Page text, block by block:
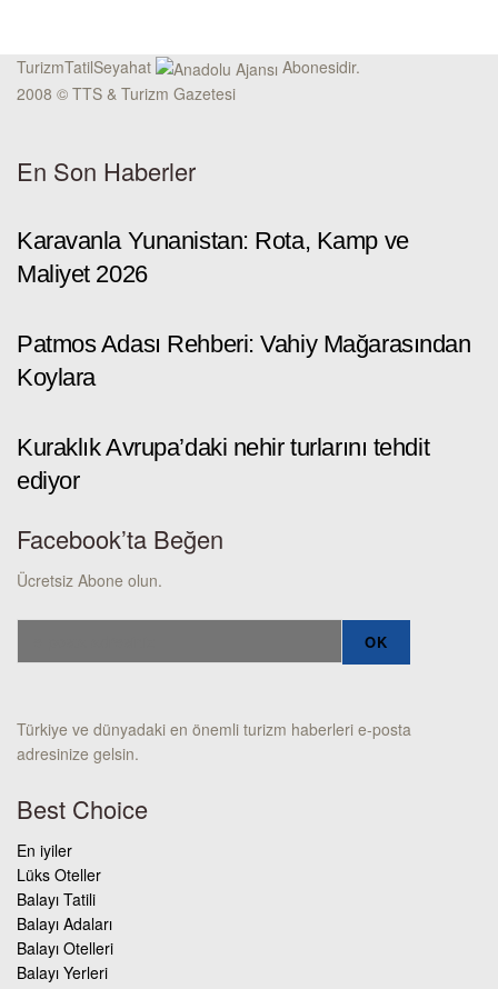
TurizmTatilSeyahat
Abonesidir.
2008 © TTS & Turizm Gazetesi
En Son Haberler
Karavanla Yunanistan: Rota, Kamp ve
Maliyet 2026
Patmos Adası Rehberi: Vahiy Mağarasından
Koylara
Kuraklık Avrupa’daki nehir turlarını tehdit
ediyor
Facebook’ta Beğen
Ücretsiz Abone olun.
Türkiye ve dünyadaki en önemli turizm haberleri e-posta
adresinize gelsin.
Best Choice
En iyiler
Lüks Oteller
Balayı Tatili
Balayı Adaları
Balayı Otelleri
Balayı Yerleri